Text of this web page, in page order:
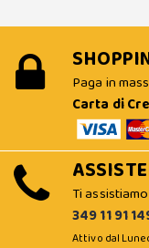
Paga in
Carta di
Ti
349 11 91
Attivo dal